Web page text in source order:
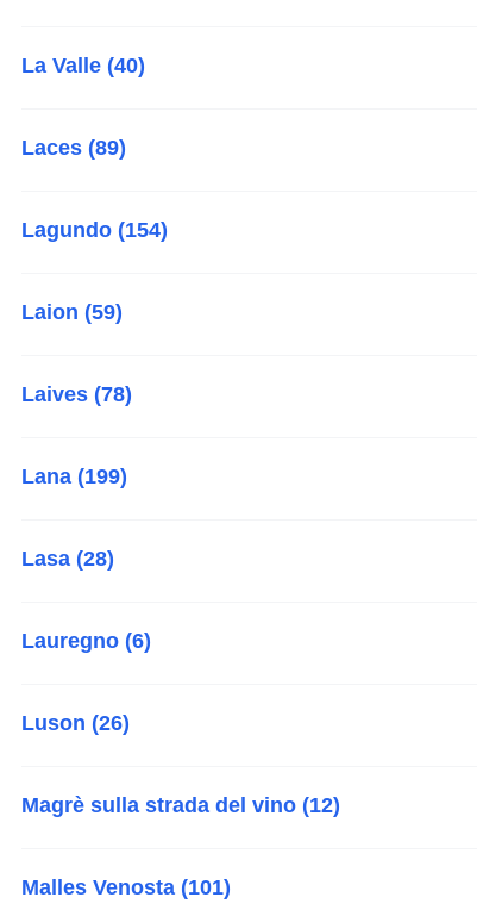
La Valle (40)
Laces (89)
Lagundo (154)
Laion (59)
Laives (78)
Lana (199)
Lasa (28)
Lauregno (6)
Luson (26)
Magrè sulla strada del vino (12)
Malles Venosta (101)